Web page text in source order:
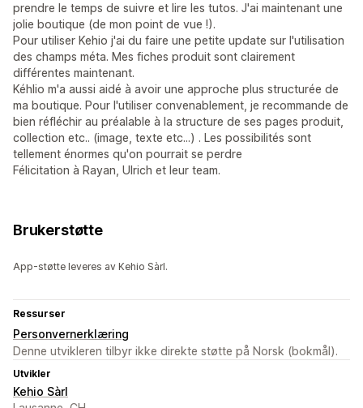
prendre le temps de suivre et lire les tutos. J'ai maintenant une
jolie boutique (de mon point de vue !).
Pour utiliser Kehio j'ai du faire une petite update sur l'utilisation
des champs méta. Mes fiches produit sont clairement
différentes maintenant.
Kéhlio m'a aussi aidé à avoir une approche plus structurée de
ma boutique. Pour l'utiliser convenablement, je recommande de
bien réfléchir au préalable à la structure de ses pages produit,
collection etc.. (image, texte etc...) . Les possibilités sont
tellement énormes qu'on pourrait se perdre
Félicitation à Rayan, Ulrich et leur team.
Brukerstøtte
App-støtte leveres av Kehio Sàrl.
Ressurser
Personvernerklæring
Denne utvikleren tilbyr ikke direkte støtte på Norsk (bokmål).
Utvikler
Kehio Sàrl